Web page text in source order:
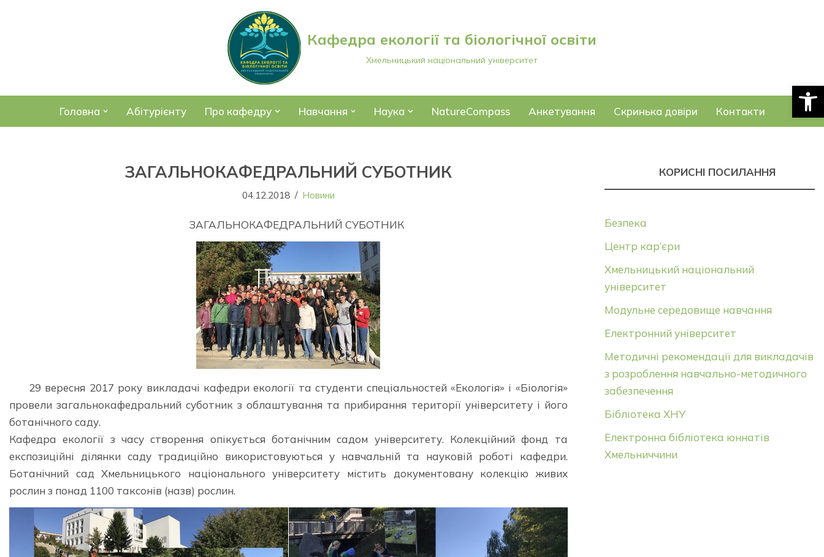
Кафедра екології та біологічної освіти
Хмельницький національний університет
Головна Абітурієнту Про кафедру Навчання Наука NatureCompass Анкетування Скринька довіри Контакти
ЗАГАЛЬНОКАФЕДРАЛЬНИЙ СУБОТНИК
04.12.2018 Новини
ЗАГАЛЬНОКАФЕДРАЛЬНИЙ СУБОТНИК
29 вересня 2017 року викладачі кафедри екології та студенти спеціальностей «Екологія» і «Біологія»
провели загальнокафедральний суботник з облаштування та прибирання території університету і його
ботанічного саду.
Кафедра екології з часу створення опікується ботанічним садом університету. Колекційний фонд та
експозиційні ділянки саду традиційно використовуються у навчальній та науковій роботі кафедри.
Ботанічний сад Хмельницького національного університету містить документовану колекцію живих
рослин з понад 1100 таксонів (назв) рослин.
КОРИСНІ ПОСИЛАННЯ
Безпека
Центр кар’єри
Хмельницький національний
університет
Модульне середовище навчання
Електронний університет
Методичні рекомендації для викладачів
з розроблення навчально-методичного
забезпечення
Бібліотека ХНУ
Електронна бібліотека юннатів
Хмельниччини